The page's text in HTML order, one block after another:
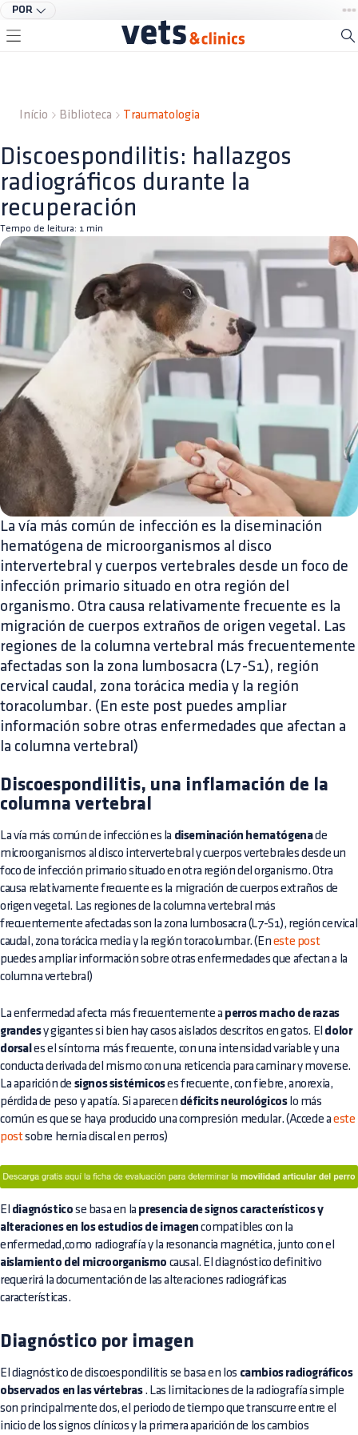
POR
Início Biblioteca Traumatologia
Discoespondilitis: hallazgos
radiográficos durante la
recuperación
Tempo de leitura: 1 min
La vía más común de infección es la diseminación
hematógena de microorganismos al disco
intervertebral y cuerpos vertebrales desde un foco de
infección primario situado en otra región del
organismo. Otra causa relativamente frecuente es la
migración de cuerpos extraños de origen vegetal. Las
regiones de la columna vertebral más frecuentemente
afectadas son la zona lumbosacra (L7-S1), región
cervical caudal, zona torácica media y la región
toracolumbar. (En este post puedes ampliar
información sobre otras enfermedades que afectan a
la columna vertebral)
Discoespondilitis, una inflamación de la
columna vertebral
La vía más común de infección es la diseminación hematógenade
microorganismos al disco intervertebral y cuerpos vertebrales desde un
foco de infección primario situado en otra región del organismo. Otra
causa relativamente frecuente es la migración de cuerpos extraños de
origen vegetal. Las regiones de la columna vertebral más
frecuentemente afectadas son la zona lumbosacra (L7-S1), región cervical
caudal, zona torácica media y la región toracolumbar. (En este post
puedes ampliar información sobre otras enfermedades que afectan a la
columna vertebral)
La enfermedad afecta más frecuentemente a perros macho de razas
grandesy gigantes si bien hay casos aislados descritos en gatos. El dolor
dorsal es el síntoma más frecuente, con una intensidad variable y una
conducta derivada del mismo con una reticencia para caminar y moverse.
La aparición de signos sistémicoses frecuente, con fiebre, anorexia,
pérdida de peso y apatía. Si aparecen déficits neurológicoslo más
común es que se haya producido una compresión medular. (Accede aeste
postsobre hernia discal en perros)
El diagnóstico se basa en la presencia de signos característicos y
alteraciones en los estudios de imagen compatibles con la
enfermedad,como radiografía y la resonancia magnética, junto con el
aislamiento del microorganismo causal. El diagnóstico definitivo
requerirá la documentación de las alteraciones radiográficas
características.
Diagnóstico por imagen
El diagnóstico de discoespondilitis se basa en los cambios radiográficos
observados en las vértebras. Las limitaciones de la radiografía simple
son principalmente dos, el periodo de tiempo que transcurre entre el
inicio de los signos clínicos y la primera aparición de los cambios